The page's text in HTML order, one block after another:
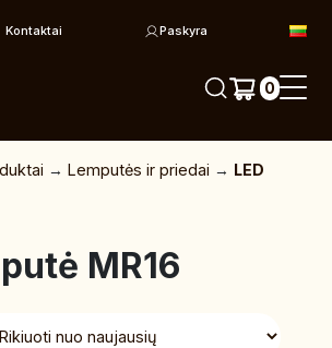
Kontaktai Paskyra
0
→Lemputės ir priedai → LED
MR16